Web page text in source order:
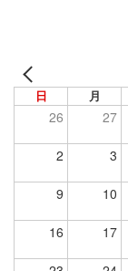
日 月
26 27
2 3
9 10
16 17